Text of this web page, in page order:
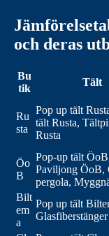
och deras
Bu
tik
Tält
Ru
sta
Pop up tält
tält Rusta,
Rusta
Öo
B
Pop-up tält
Paviljong ÖoB,
pergola,
Bilt
em
a
Pop up tält